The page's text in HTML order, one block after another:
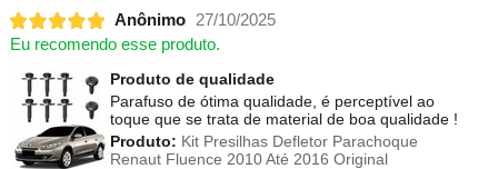
Anônimo 27/10/2025
Eu recomendo esse produto.
Produto de qualidade
Parafuso de ótima qualidade, é perceptível ao
toque que se trata de material de boa qualidade !
Produto: Kit Presilhas Defletor Parachoque
Renaut Fluence 2010 Até 2016 Original